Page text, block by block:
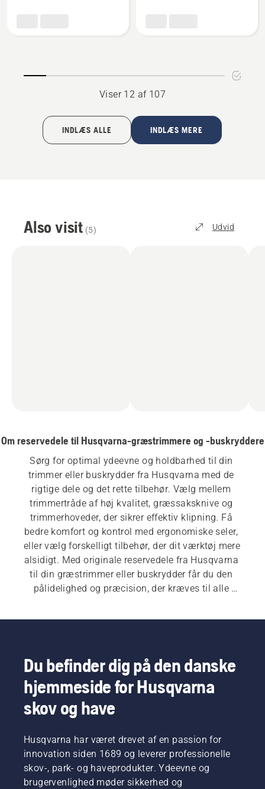
Viser 12 af 107
INDLÆS ALLE INDLÆS MERE
Also visit (5) Udvid
Om reservedele til Husqvarna-græstrimmere og -buskryddere
Sørg for optimal ydeevne og holdbarhed til din
trimmer eller buskrydder fra Husqvarna med de
rigtige dele og det rette tilbehør. Vælg mellem
trimmertråde af høj kvalitet, græssaksknive og
trimmerhoveder, der sikrer effektiv klipning. Få
bedre komfort og kontrol med ergonomiske seler,
eller vælg forskelligt tilbehør, der dit værktøj mere
alsidigt. Med originale reservedele fra Husqvarna
til din græstrimmer eller buskrydder får du den
pålidelighed og præcision, der kræves til alle
Du befinder dig på den danske
hjemmeside for Husqvarna
skov og have
Husqvarna har været drevet af en passion for
innovation siden 1689 og leverer professionelle
skov-, park- og haveprodukter. Ydeevne og
brugervenlighed møder sikkerhed og